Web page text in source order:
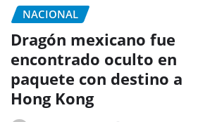
NACIONAL
Dragón mexicano fue
encontrado oculto en
paquete con destino a
Hong Kong